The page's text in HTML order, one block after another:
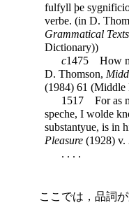
fulfyll þe
verbe. (in D.
Grammatical Texts
Dictionary))
c1475 How
D. Thomson,
(1984) 61
1517 For as
speche, I wolde
substantyue, is in
Pleasure (1928) v.
. . . .
ここでは，品詞が